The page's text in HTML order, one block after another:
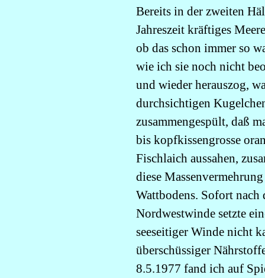
Bereits in der zweiten
Jahreszeit kräftiges
ob das schon immer so
wie ich sie noch nicht
und wieder herauszog,
durchsichtigen
zusammengespült, daß
bis kopfkissengrosse
Fischlaich aussahen,
diese
Wattbodens. Sofort
Nordwestwinde setzte
seeseitiger Winde nicht
überschüssiger
8.5.1977 fand ich auf